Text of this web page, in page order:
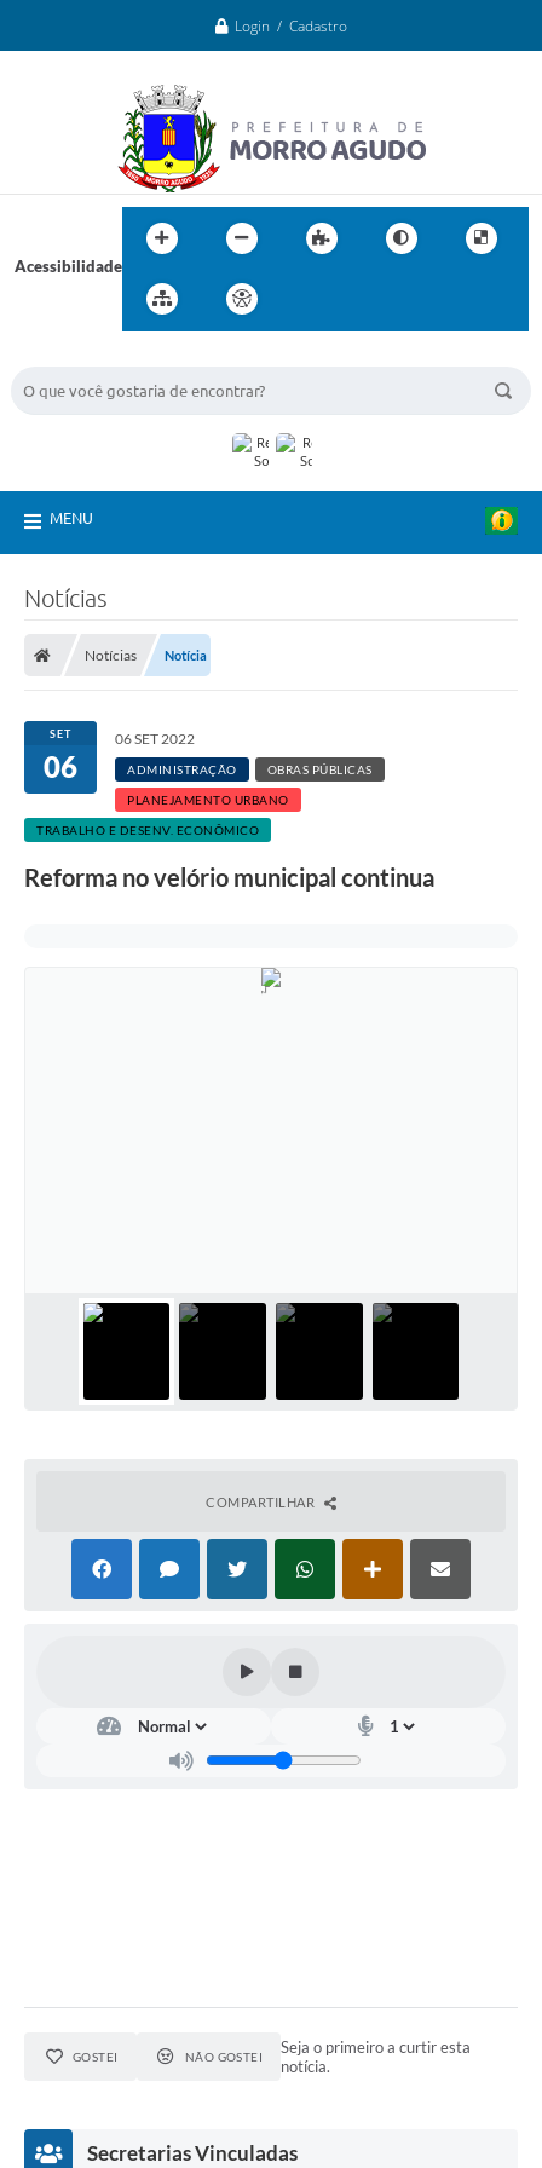
Login / Cadastro
Acessibilidade
MENU
Notícias
Notícias Notícia
SET
06
06 SET 2022
ADMINISTRAÇÃO OBRAS PÚBLICAS
PLANEJAMENTO URBANO
TRABALHO E DESENV. ECONÔMICO
Reforma no velório municipal continua
COMPARTILHAR
GOSTEI NÃO GOSTEI
Seja o primeiro a curtir esta
notícia.
Secretarias Vinculadas